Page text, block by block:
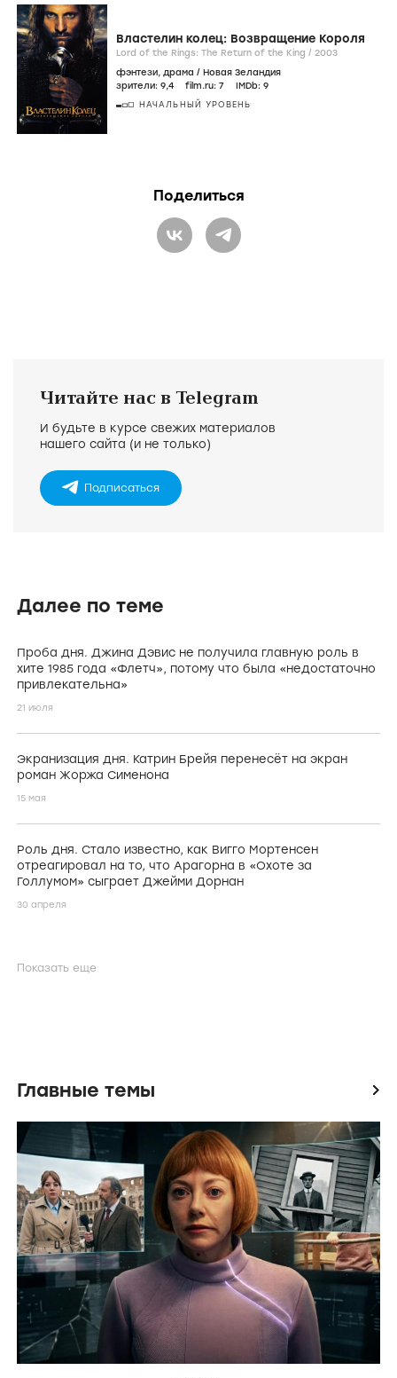
Властелин колец: Возвращение Короля
Lord of the Rings: The Return of the King / 2003
фэнтези, драма / Новая Зеландия
зрители: 9,4 film.ru: 7 IMDb: 9
НАЧАЛЬНЫЙ УРОВЕНЬ
Поделиться
Читайте нас в Telegram
И будьте в курсе свежих материалов
нашего сайта (и не только)
Подписаться
Далее по теме
Проба дня. Джина Дэвис не получила главную роль в
хите 1985 года «Флетч», потому что была «недостаточно
привлекательна»
21 июля
Экранизация дня. Катрин Брейя перенесёт на экран
роман Жоржа Сименона
15 мая
Роль дня. Стало известно, как Вигго Мортенсен
отреагировал на то, что Арагорна в «Охоте за
Голлумом» сыграет Джейми Дорнан
30 апреля
Показать еще
Главные темы icon